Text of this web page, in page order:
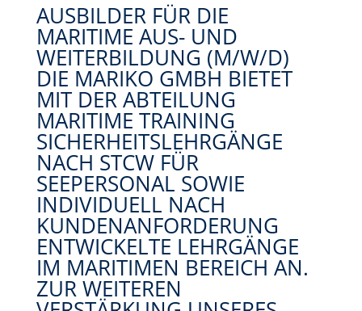
AUSBILDER FÜR DIE
MARITIME AUS- UND
WEITERBILDUNG (M/W/D)
DIE MARIKO GMBH BIETET
MIT DER ABTEILUNG
MARITIME TRAINING
SICHERHEITSLEHRGÄNGE
NACH STCW FÜR
SEEPERSONAL SOWIE
INDIVIDUELL NACH
KUNDENANFORDERUNG
ENTWICKELTE LEHRGÄNGE
IM MARITIMEN BEREICH AN.
ZUR WEITEREN